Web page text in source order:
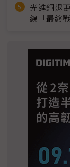
光進銅退
線「最終戰